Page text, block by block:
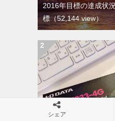
2016年目標の達成状
標（52,144 view）
4⇒8GBにメモリ増設
シェア